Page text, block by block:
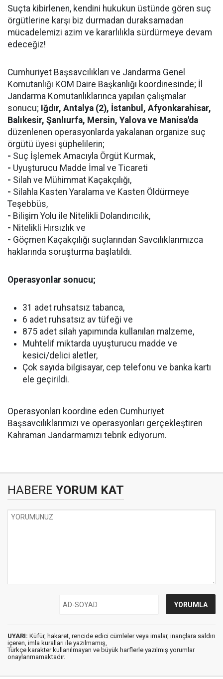
Suçta kibirlenen, kendini hukukun üstünde gören suç
örgütlerine karşı biz durmadan duraksamadan
mücadelemizi azim ve kararlılıkla sürdürmeye devam
edeceğiz!
Cumhuriyet Başsavcılıkları ve Jandarma Genel
Komutanlığı KOM Daire Başkanlığı koordinesinde; İl
Jandarma Komutanlıklarınca yapılan çalışmalar
sonucu; Iğdır, Antalya (2), İstanbul, Afyonkarahisar,
Balıkesir, Şanlıurfa, Mersin, Yalova ve Manisa'da
düzenlenen operasyonlarda yakalanan organize suç
örgütü üyesi şüphelilerin;
- Suç İşlemek Amacıyla Örgüt Kurmak,
- Uyuşturucu Madde İmal ve Ticareti
- Silah ve Mühimmat Kaçakçılığı,
- Silahla Kasten Yaralama ve Kasten Öldürmeye
Teşebbüs,
- Bilişim Yolu ile Nitelikli Dolandırıcılık,
- Nitelikli Hırsızlık ve
- Göçmen Kaçakçılığı suçlarından Savcılıklarımızca
haklarında soruşturma başlatıldı.
Operasyonlar sonucu;
31 adet ruhsatsız tabanca,
6 adet ruhsatsız av tüfeği ve
875 adet silah yapımında kullanılan malzeme,
Muhtelif miktarda uyuşturucu madde ve
kesici/delici aletler,
Çok sayıda bilgisayar, cep telefonu ve banka kartı
ele geçirildi.
Operasyonları koordine eden Cumhuriyet
Başsavcılıklarımızı ve operasyonları gerçekleştiren
Kahraman Jandarmamızı tebrik ediyorum.
HABERE YORUM KAT
UYARI: Küfür, hakaret, rencide edici cümleler veya imalar, inançlara saldırı
içeren, imla kuralları ile yazılmamış,
Türkçe karakter kullanılmayan ve büyük harflerle yazılmış yorumlar
onaylanmamaktadır.